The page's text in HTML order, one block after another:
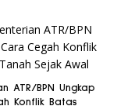
ATR/BPN Ungkap
Konflik Batas